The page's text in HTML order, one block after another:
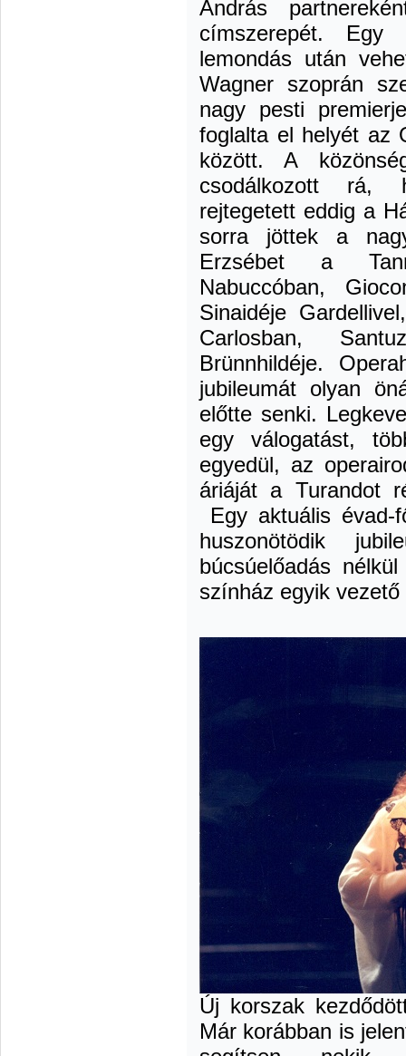
András
címszerepét.
lemondás után
Wagner szoprán
nagy pesti
foglalta el helyét az
között. A
csodálkozott rá,
rejtegetett eddig a
sorra jöttek a
Erzsébet a
Nabuccóban,
Sinaidéje
Carlosban,
Brünnhildéje.
jubileumát olyan
előtte senki.
egy válogatást,
egyedül, az
áriáját a Turandot
Egy aktuális évad-
huszonötödik
búcsúelőadás
színház egyik
Új korszak
Már korábban is